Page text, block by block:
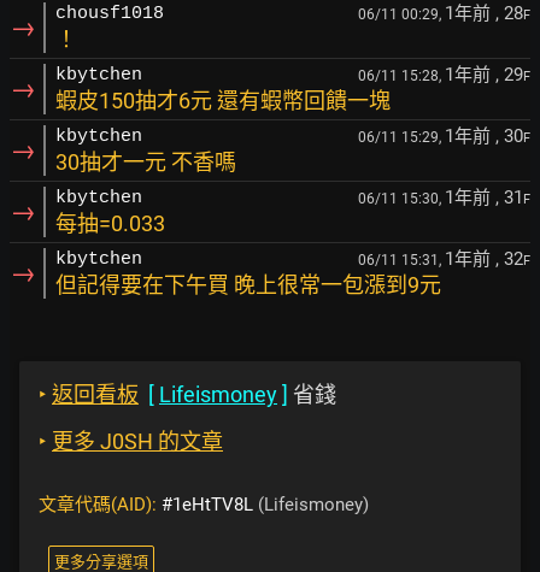
→ chousf1018 06/11 00:29, 1年前 , 28F
！
→ kbytchen 06/11 15:28, 1年前 , 29F
蝦皮150抽才6元 還有蝦幣回饋一塊
→ kbytchen 06/11 15:29, 1年前 , 30F
30抽才一元 不香嗎
→ kbytchen 06/11 15:30, 1年前 , 31 F
每抽=0.033
→ kbytchen 06/11 15:31, 1年前 , 32F
但記得要在下午買 晚上很常一包漲到9元
‣ 返回看板 [ Lifeismoney] 省錢
‣ 更多 J0SH 的文章
文章代碼(AID): #1eHtTV8L (Lifeismoney)
更多分享選項